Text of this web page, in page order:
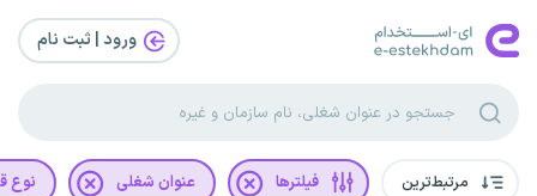
ورود | ثبت‌ نام
مرتبط‌ترین فیلترها عنوان شغلی نوع